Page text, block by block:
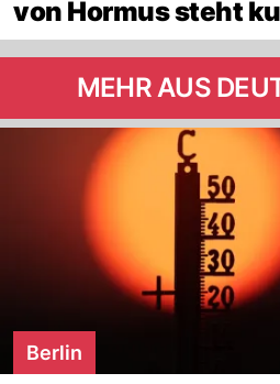
von Hormus steht
MEHR AUS
Berlin